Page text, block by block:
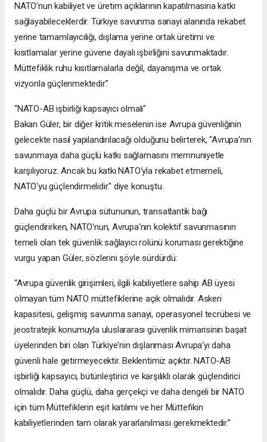
NATO'nun kabiliyet ve üretim açıklarının kapatılmasına katkı
sağlayabileceklerdir. Türkiye savunma sanayi alanında rekabet
yerine tamamlayıcılığı, dışlama yerine ortak üretimi ve
kısıtlamalar yerine güvene dayalı işbirliğini savunmaktadır.
Müttefiklik ruhu kısıtlamalarla değil, dayanışma ve ortak
vizyonla güçlenmektedir.”
“NATO-AB işbirliği kapsayıcı olmalı”
Bakan Güler, bir diğer kritik meselenin ise Avrupa güvenliğinin
gelecekte nasıl yapılandırılacağı olduğunu belirterek, "Avrupa'nın
savunmaya daha güçlü katkı sağlamasını memnuniyetle
karşılıyoruz. Ancak bu katkı NATO'yla rekabet etmemeli,
NATO'yu güçlendirmelidir." diye konuştu.
Daha güçlü bir Avrupa sütununun, transatlantik bağı
güçlendirirken, NATO'nun, Avrupa'nın kolektif savunmasının
temeli olan tek güvenlik sağlayıcı rolünü koruması gerektiğine
vurgu yapan Güler, sözlerini şöyle sürdürdü:
“Avrupa güvenlik girişimleri, ilgili kabiliyetlere sahip AB üyesi
olmayan tüm NATO müttefiklerine açık olmalıdır. Askeri
kapasitesi, gelişmiş savunma sanayi, operasyonel tecrübesi ve
jeostratejik konumuyla uluslararası güvenlik mimarisinin başat
üyelerinden biri olan Türkiye'nin dışlanması Avrupa'yı daha
güvenli hale getirmeyecektir. Beklentimiz açıktır. NATO-AB
işbirliği kapsayıcı, bütünleştirici ve karşılıklı olarak güçlendirici
olmalıdır. Daha güçlü, daha gerçekçi ve daha dengeli bir NATO
için tüm Müttefiklerin eşit katılımı ve her Müttefikin
kabiliyetlerinden tam olarak yararlanılması gerekmektedir.”